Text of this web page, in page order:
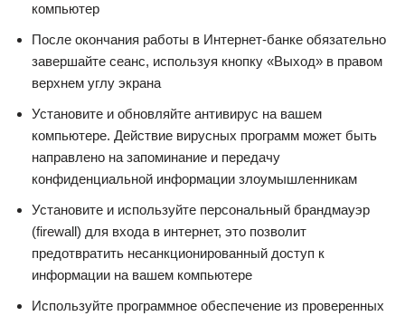
компьютер
После окончания работы в Интернет-банке обязательно
завершайте сеанс, используя кнопку «Выход» в правом
верхнем углу экрана
Установите и обновляйте антивирус на вашем
компьютере. Действие вирусных программ может быть
направлено на запоминание и передачу
конфиденциальной информации злоумышленникам
Установите и используйте персональный брандмауэр
(firewall) для входа в интернет, это позволит
предотвратить несанкционированный доступ к
информации на вашем компьютере
Используйте программное обеспечение из проверенных